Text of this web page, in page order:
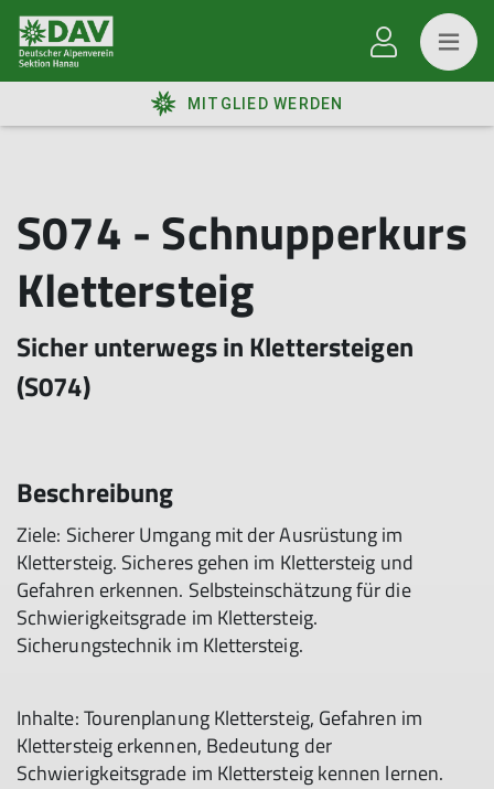
MITGLIED WERDEN
S074 - Schnupperkurs
Klettersteig
Sicher unterwegs in Klettersteigen
(S074)
Beschreibung
Ziele: Sicherer Umgang mit der Ausrüstung im
Klettersteig. Sicheres gehen im Klettersteig und
Gefahren erkennen. Selbsteinschätzung für die
Schwierigkeitsgrade im Klettersteig.
Sicherungstechnik im Klettersteig.
Inhalte: Tourenplanung Klettersteig, Gefahren im
Klettersteig erkennen, Bedeutung der
Schwierigkeitsgrade im Klettersteig kennen lernen.